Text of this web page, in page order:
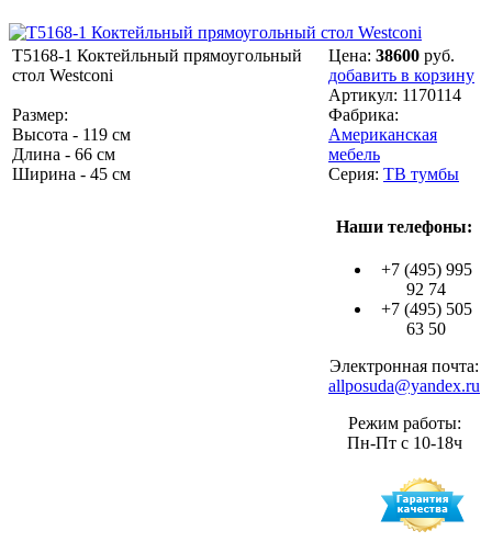
T5168-1 Коктейльный прямоугольный
стол Westconi
Размер:
Высота - 119 см
Длина - 66 см
Ширина - 45 см
Цена: 38600 руб.
добавить в корзину
Артикул: 1170114
Фабрика:
Американская
мебель
Серия: ТВ тумбы
Наши телефоны:
+7 (495) 995
92 74
+7 (495) 505
63 50
Электронная почта:
allposuda@yandex.ru
Режим работы:
Пн-Пт с 10-18ч